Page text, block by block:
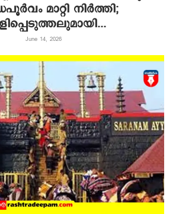
മാറ്റി നിര്‍ത്തി;
June 14, 2026